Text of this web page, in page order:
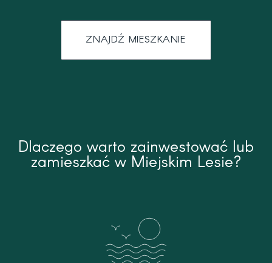
ZNAJDŹ MIESZKANIE
Dlaczego warto zainwestować lub
zamieszkać w Miejskim Lesie?